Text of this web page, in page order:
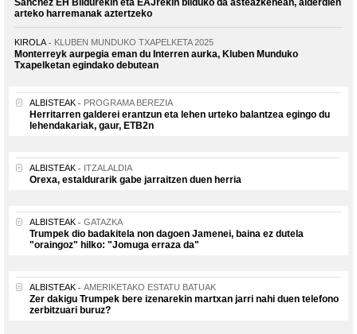
arteko harremanak aztertzeko
KIROLA KLUBEN MUNDUKO TXAPELKETA 2025
Monterreyk aurpegia eman du Interren aurka, Kluben Munduko
Txapelketan egindako debutean
ALBISTEAK PROGRAMA BEREZIA
Herritarren galderei erantzun eta lehen urteko balantzea egingo du
lehendakariak, gaur, ETB2n
ALBISTEAK ITZALALDIA
Orexa, estaldurarik gabe jarraitzen duen herria
ALBISTEAK GATAZKA
Trumpek dio badakitela non dagoen Jamenei, baina ez dutela
"oraingoz" hilko: "Jomuga erraza da"
ALBISTEAK AMERIKETAKO ESTATU BATUAK
Zer dakigu Trumpek bere izenarekin martxan jarri nahi duen telefono
zerbitzuari buruz?